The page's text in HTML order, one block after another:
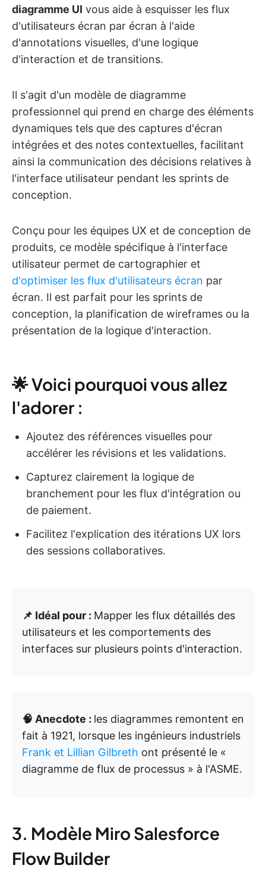
diagramme UI vous aide à esquisser les flux
d'utilisateurs écran par écran à l'aide
d'annotations visuelles, d'une logique
d'interaction et de transitions.
Il s'agit d'un modèle de diagramme
professionnel qui prend en charge des éléments
dynamiques tels que des captures d'écran
intégrées et des notes contextuelles, facilitant
ainsi la communication des décisions relatives à
l'interface utilisateur pendant les sprints de
conception.
Conçu pour les équipes UX et de conception de
produits, ce modèle spécifique à l'interface
utilisateur permet de cartographier et
d'optimiser les flux d'utilisateurs écran par
écran. Il est parfait pour les sprints de
conception, la planification de wireframes ou la
présentation de la logique d'interaction.
🌟 Voici pourquoi vous allez
l'adorer :
Ajoutez des références visuelles pour
accélérer les révisions et les validations.
Capturez clairement la logique de
branchement pour les flux d'intégration ou
de paiement.
Facilitez l'explication des itérations UX lors
des sessions collaboratives.
📌 Idéal pour : Mapper les flux détaillés des
utilisateurs et les comportements des
interfaces sur plusieurs points d'interaction.
🧠 Anecdote : les diagrammes remontent en
fait à 1921, lorsque les ingénieurs industriels
Frank et Lillian Gilbreth ont présenté le «
diagramme de flux de processus » à l'ASME.
3. Modèle Miro Salesforce
Flow Builder